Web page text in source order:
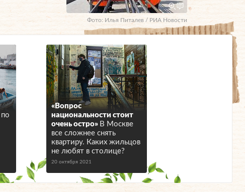
Фото: Илья Питалев / РИА Новости
«Вопрос
национальности стоит
очень остро» В Москве
все сложнее снять
квартиру. Каких жильцов
не любят в столице?
20 октября 2021